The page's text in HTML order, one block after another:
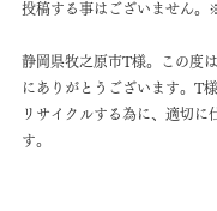
投稿する事はございません。
静岡県牧之原市T様。この度
にありがとうございます。T
リサイクルする為に、適切に
す。